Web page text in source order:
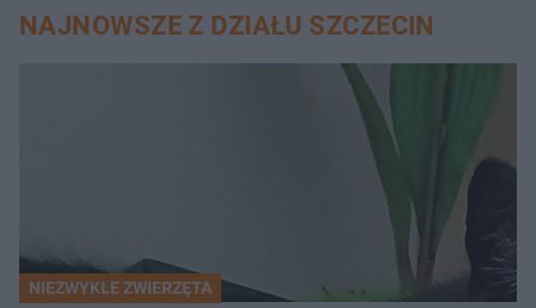
NAJNOWSZE Z DZIAŁU SZCZECIN
NIEZWYKŁE ZWIERZĘTA